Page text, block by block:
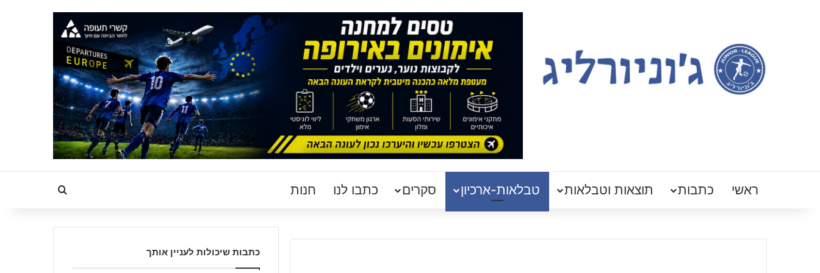
ראשי כתבות תוצאות וטבלאות טבלאות-ארכיון סקרים כתבו לנו חנות Search for
כתבות שיכולות לעניין אותך